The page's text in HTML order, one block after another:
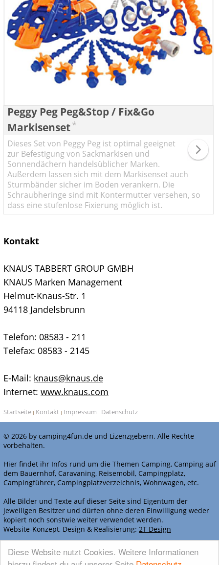
Diese Website nutzt Cookies. Weitere Informationen
Peggy Peg Peg&Stop / Fix&Go
Markisenset*
Dieses Set von Peggy Peg ist optimal geeignet
zur Befestigung von Sackmarkisen und
Sonnendächern handelsüblicher Marken.
Außerdem lassen sich mit dem Markisenset auch
Sturmbänder sicher im Boden verankern. Die
Schraubheringe sind mit Kontermutter versehen, so
dass eine stufenlose Fixierung möglich ist.
Kontakt
KNAUS TABBERT GROUP GMBH
KNAUS Marken Management
Helmut-Knaus-Str. 1
94118 Jandelsbrunn
Telefon: 08583 - 211
Telefax: 08583 - 2145
E-Mail: knaus@knaus.de
Internet: www.knaus.com
Startseite | Kontakt | Impressum | Datenschutz
© 2026 by camping4fun.de und Lizenzgebern. Alle Rechte
vorbehalten.
Hier findet ihr Infos rund um die Themen Camping, Camping auf
dem Bauernhof, Caravaning, Reisemobil, Campingplatz,
Campingführer, Campingplatzverzeichnis, Wohnwagen, etc.
Alle Bilder und Texte auf dieser Seite sind Eigentum der
jeweiligen Besitzer und dürfen ohne deren Einwilligung weder
kopiert noch sonstwie weiter verwendet werden.
Website-Konzept, Design & Realisierung: 2T Design